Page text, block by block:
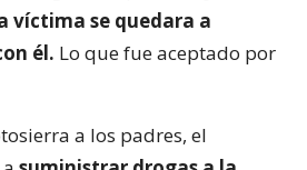
víctima se quedara a
él. Lo que fue aceptado por
a los padres, el